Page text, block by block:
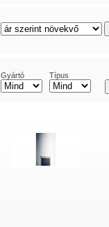
rács
Gyártó Típus